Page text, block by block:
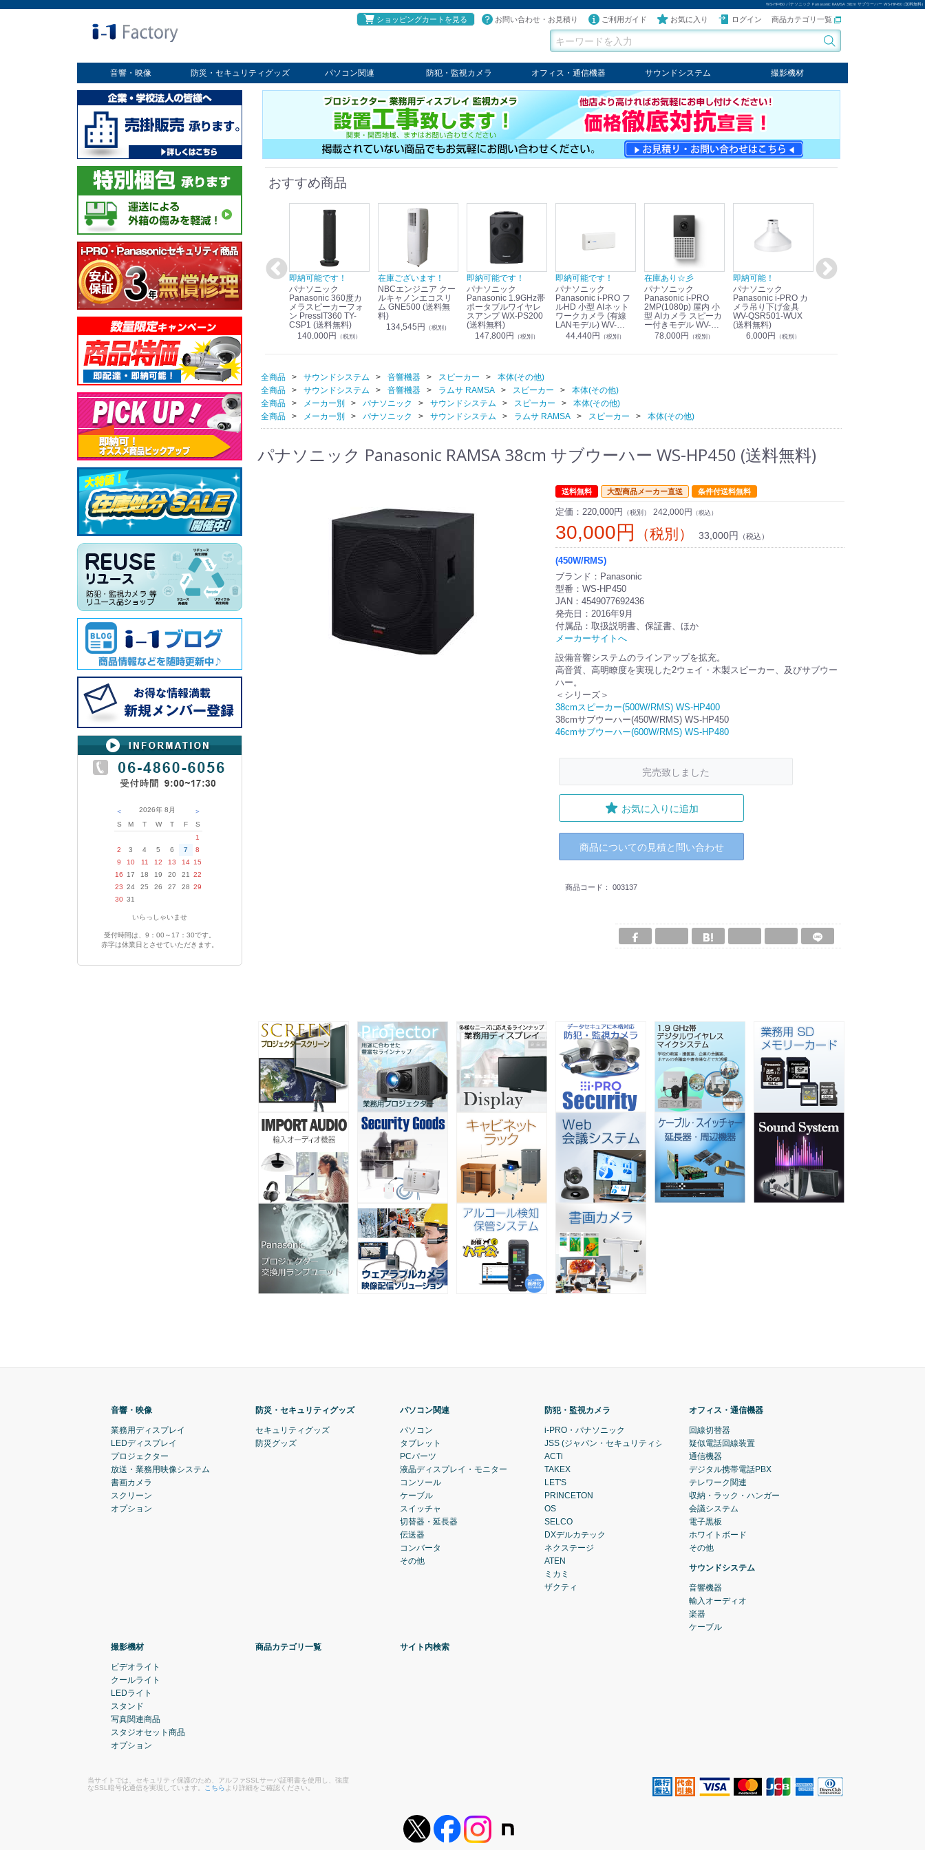
WS-HP450 パナソニック Panasonic RAMSA 38cm サブウーハー WS-HP450 (送料無料)
ショッピングカートを見る お問い合わせ・お見積り ご利用ガイド お気に入り ログイン 商品カテゴリ一覧
音響・映像
業務用ディスプレイ
プロジェクター
放送・業務用映像システム
書画カメラ
スクリーン
オプション
防災・セキュリティグッズ
セキュリティグッズ
防災グッズ
パソコン関連
パソコン
タブレット
PCパーツ
コンソール
ケーブル
切替器・延長器
伝送器
コンバータ
その他
防犯・監視カメラ
パナソニック
TAKEX
LET'S
JSS
SELCO
PRINCETON
OS
ネクステージ
ATEN
オフィス・通信機器
回線切替器
疑似電話回線装置
通信機器
デジタル携帯電話PBX
収納・ラック・ハンガー
会議システム
電子黒板
ホワイトボード
その他
サウンドシステム
音響機器
輸入オーディオ
楽器
ケーブル
撮影機材
ビデオライト
クールライト
LEDライト
スタンド
写真関連商品
スタジオセット商品
オプション
＜ 2026年 8月
＞
S
M T W T F
S
1
2
3 4 5 6 7
8
9
10 11 12 13 14 15
16
17 18 19 20 21
22
23 24 25 26 27 28 29
30 31
いらっしゃいませ
受付時間は、9：00～17：30です。
赤字は休業日とさせていただきます。
おすすめ商品
Panasonic i-PRO
2MP(1080p) 屋内 小
型 AIカメラ スピーカ
S71301-F2L (送料無
（税別）
即納可能！
パナソニック
Panasonic i-PRO カ
メラ吊り下げ金具
WV-QSR501-WUX
(送料無料)
6,000円（税別）
在庫あり！送料無料！
パナソニック
Panasonic リモコン
マイク (10局用) WR-
210A (送料無料)
39,000円
即納可能です！
パナソニック
Panasonic 360度カ
メラスピーカーフォ
ン PressIT360 TY-
CSP1 (送料無料)
140,000円 （税別）
在庫ございます！
NBCエンジニア クー
ルキャノンエコスリ
ム GNE500 (送料無
料)
134,545円
（税別）
即納可能です！
パナソニック
Panasonic 1.9GHz帯
ポータブルワイヤレ
スアンプ WX-PS200
(送料無料)
147,800円 （税別）
即納可能です！
パナソニック
Panasonic i-PRO フ
ルHD 小型 AIネット
ワークカメラ (有線
LANモデル) WV-
S7130UX (送料無料)
44,440円 （税別）
在庫あり☆彡
パナソニック
Panasonic i-PRO
2MP(1080p) 屋内 小
型 AIカメラ スピーカ
ー付きモデル WV-
S71301-F2L (送料無
78,000円 （税別）
即納可能！
パナソニック
Panasonic i-PRO カ
メラ吊り下げ金具
WV-QSR501-WUX
(送料無料)
6,000円 （税別）
全商品 サウンドシステム 音響機器 スピーカー
本体(その他)
全商品
サウンドシステム 音響機器 ラムサ RAMSA スピーカー
本体(その他)
全商品
メーカー別 パナソニック サウンドシステム スピーカー
本体(その他)
全商品
メーカー別 パナソニック サウンドシステム ラムサ RAMSA スピーカー 本体(その他)
パナソニック Panasonic RAMSA 38cm サブウーハー WS-HP450 (送料無料)
送料無料 大型商品メーカー直送 条件付送料無料
定価： 220,000円 （税別） 242,000円 （税込）
30,000円 （税別） 33,000円 （税込）
(450W/RMS)
ブランド：Panasonic
型番：WS-HP450
JAN：4549077692436
発売日：2016年9月
付属品：取扱説明書、保証書、ほか
メーカーサイトへ
設備音響システムのラインアップを拡充。
高音質、高明瞭度を実現した2ウェイ・木製スピーカー、及びサブウー
ハー。
＜シリーズ＞
38cmスピーカー(500W/RMS) WS-HP400
38cmサブウーハー(450W/RMS) WS-HP450
46cmサブウーハー(600W/RMS) WS-HP480
完売致しました
お気に入りに追加
商品についての見積と問い合わせ
商品コード： 003137
音響・映像
業務用ディスプレイ
LEDディスプレイ
プロジェクター
放送・業務用映像システム
書画カメラ
スクリーン
オプション
防災・セキュリティグッズ
セキュリティグッズ
防災グッズ
パソコン関連
パソコン
タブレット
PCパーツ
液晶ディスプレイ・モニター
コンソール
ケーブル
スイッチャ
切替器・延長器
伝送器
コンバータ
その他
防犯・監視カメラ
i-PRO・パナソニック
JSS (ジャパン・セキュリティシステム)
ACTi
TAKEX
LET'S
PRINCETON
OS
SELCO
DXデルカテック
ネクステージ
ATEN
ミカミ
ザクティ
オフィス・通信機器
回線切替器
疑似電話回線装置
通信機器
デジタル携帯電話PBX
テレワーク関連
収納・ラック・ハンガー
会議システム
電子黒板
ホワイトボード
その他
サウンドシステム
音響機器
輸入オーディオ
楽器
ケーブル
撮影機材
ビデオライト
クールライト
LEDライト
スタンド
写真関連商品
スタジオセット商品
オプション
商品カテゴリ一覧 サイト内検索
当サイトでは、セキュリティ保護のため、アルファSSLサーバ証明書を使用し、強度
なSSL暗号化通信を実現しています。 こちらより詳細をご確認ください。